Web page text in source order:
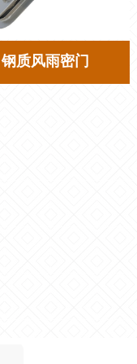
钢质风雨密门